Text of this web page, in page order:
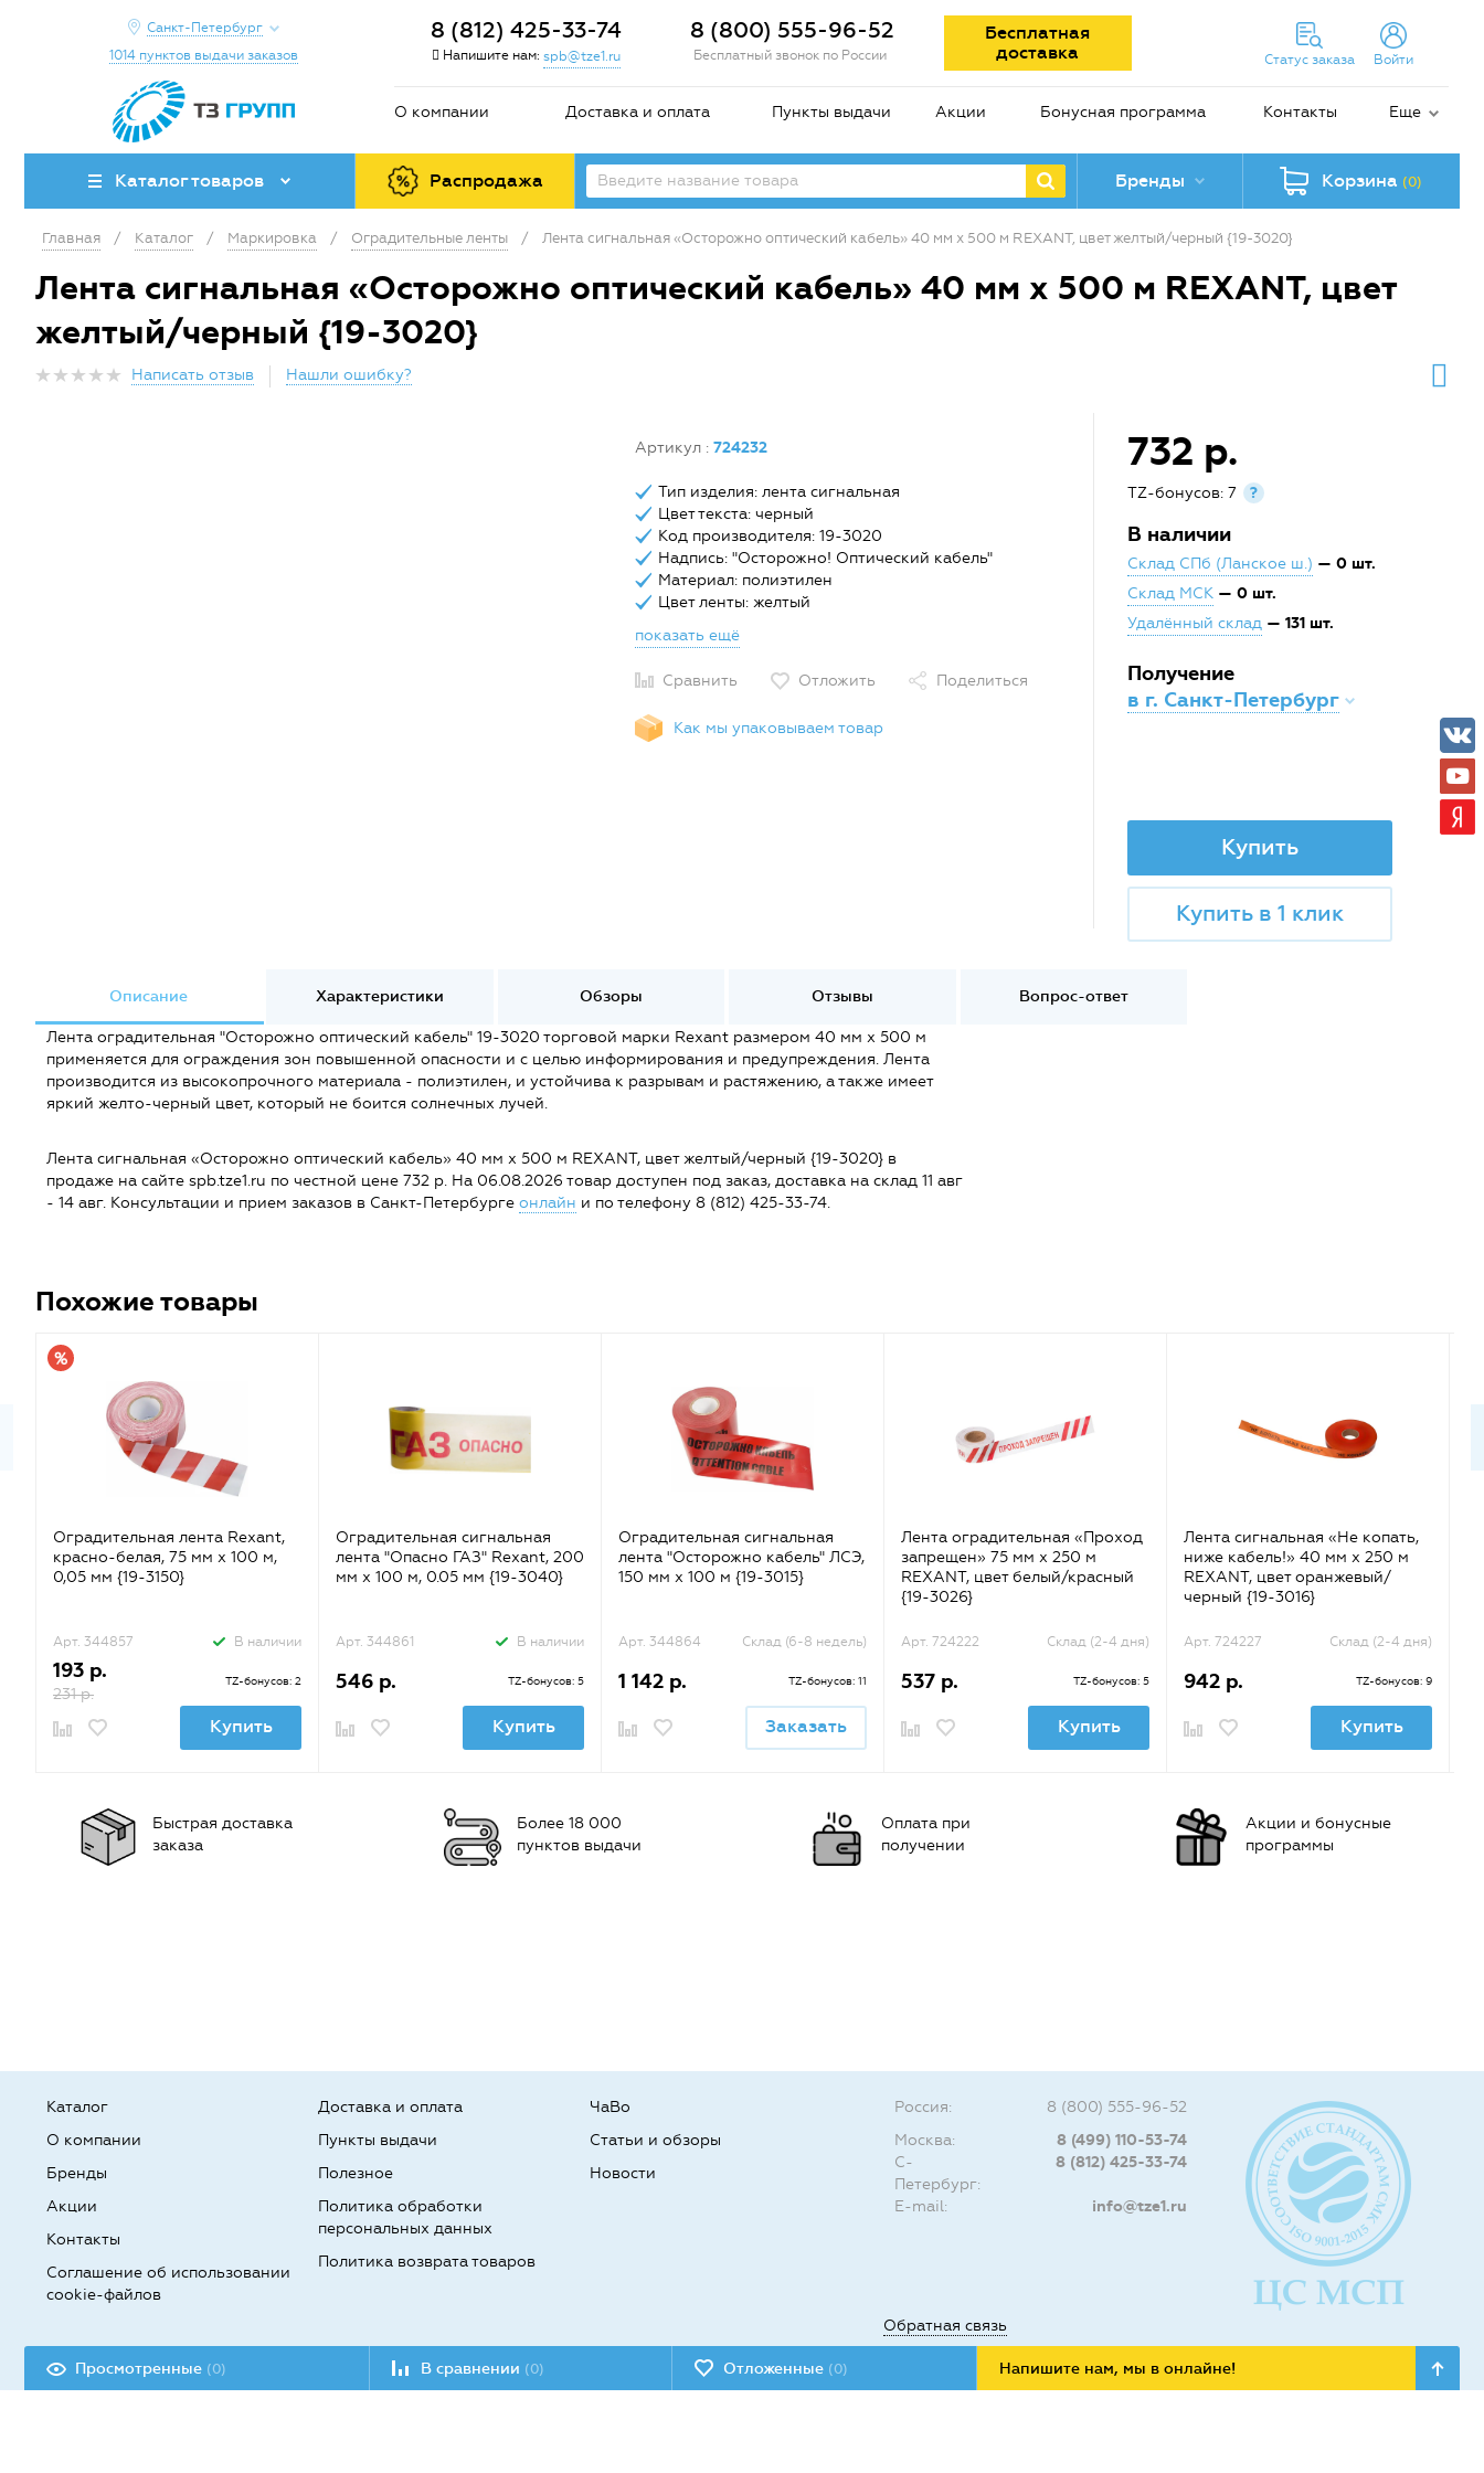
Санкт-Петербург
1014 пунктов выдачи заказов
8 (812) 425-33-74
Напишите нам: spb@tze1.ru
8 (800) 555-96-52
Бесплатный звонок по России
Бесплатная
доставка
Статус заказа Войти
О компании Доставка и оплата Пункты выдачи Акции Бонусная программа Контакты Еще
Каталог товаров Распродажа Бренды Корзина (0)
Главная / Каталог / Маркировка / Оградительные ленты / Лента сигнальная «Осторожно оптический кабель» 40 мм х 500 м REXANT, цвет желтый/черный {19-3020}
Лента сигнальная «Осторожно оптический кабель» 40 мм х 500 м REXANT, цвет
желтый/черный {19-3020}
Написать отзыв Нашли ошибку?
Артикул : 724232
Тип изделия: лента сигнальная
Цвет текста: черный
Код производителя: 19-3020
Надпись: "Осторожно! Оптический кабель"
Материал: полиэтилен
Цвет ленты: желтый
показать ещё
Сравнить Отложить Поделиться
Как мы упаковываем товар
732 р.
TZ-бонусов: 7 ?
В наличии
Склад СПб (Ланское ш.) — 0 шт.
Склад МСК — 0 шт.
Удалённый склад — 131 шт.
Получение
в г. Санкт-Петербург
Купить
Купить в 1 клик
Описание Характеристики Обзоры Отзывы Вопрос-ответ
Лента оградительная "Осторожно оптический кабель" 19-3020 торговой марки Rexant размером 40 мм х 500 м
применяется для ограждения зон повышенной опасности и с целью информирования и предупреждения. Лента
производится из высокопрочного материала - полиэтилен, и устойчива к разрывам и растяжению, а также имеет
яркий желто-черный цвет, который не боится солнечных лучей.
Лента сигнальная «Осторожно оптический кабель» 40 мм х 500 м REXANT, цвет желтый/черный {19-3020} в
продаже на сайте spb.tze1.ru по честной цене 732 р. На 06.08.2026 товар доступен под заказ, доставка на склад 11 авг
- 14 авг. Консультации и прием заказов в Санкт-Петербурге онлайн и по телефону 8 (812) 425-33-74.
Похожие товары
Оградительная лента Rexant,
красно-белая, 75 мм х 100 м,
0,05 мм {19-3150}
Арт. 344857 В наличии
193 р.
231 р.
TZ-бонусов: 2
Купить
Оградительная сигнальная
лента "Опасно ГАЗ" Rexant, 200
мм х 100 м, 0.05 мм {19-3040}
Арт. 344861 В наличии
546 р. TZ-бонусов: 5
Купить
Оградительная сигнальная
лента "Осторожно кабель" ЛСЭ,
150 мм х 100 м {19-3015}
Арт. 344864 Склад (6-8 недель)
1 142 р. TZ-бонусов: 11
Заказать
Лента оградительная «Проход
запрещен» 75 мм х 250 м
REXANT, цвет белый/красный
{19-3026}
Арт. 724222 Склад (2-4 дня)
537 р. TZ-бонусов: 5
Купить
Лента сигнальная «Не копать,
ниже кабель!» 40 мм х 250 м
REXANT, цвет оранжевый/
черный {19-3016}
Арт. 724227 Склад (2-4 дня)
942 р. TZ-бонусов: 9
Купить
Быстрая доставка
заказа
Более 18 000
пунктов выдачи
Оплата при
получении
Акции и бонусные
программы
Каталог
О компании
Бренды
Доставка и оплата
Пункты выдачи
Полезное
ЧаВо
Статьи и обзоры
Новости
Акции
Контакты
Соглашение об использовании
cookie-файлов
Политика обработки
персональных данных
Политика возврата товаров
Разработка сайта:
Россия:
8 (800) 555-96-52
Москва:
8 (499) 110-53-74
С-
Петербург:
8 (812) 425-33-74
E-mail: info@tze1.ru
Обратная связь
Просмотренные (0) В сравнении (0) Отложенные (0) Напишите нам, мы в онлайне!